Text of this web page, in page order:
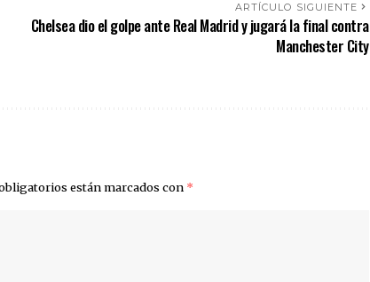
ARTÍCULO SIGUIENTE
Chelsea dio el golpe ante Real Madrid y jugará la final contra
Manchester City
están marcados con *